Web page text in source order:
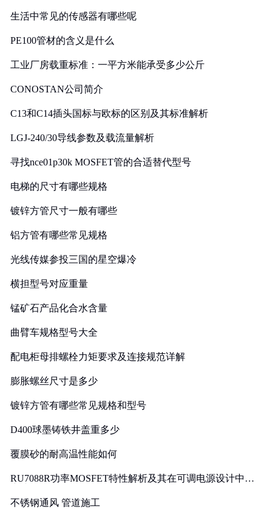
生活中常见的传感器有哪些呢
PE100管材的含义是什么
工业厂房载重标准：一平方米能承受多少公斤
CONOSTAN公司简介
C13和C14插头国标与欧标的区别及其标准解析
LGJ-240/30导线参数及载流量解析
寻找nce01p30k MOSFET管的合适替代型号
电梯的尺寸有哪些规格
镀锌方管尺寸一般有哪些
铝方管有哪些常见规格
光线传媒参投三国的星空爆冷
横担型号对应重量
锰矿石产品化合水含量
曲臂车规格型号大全
配电柜母排螺栓力矩要求及连接规范详解
膨胀螺丝尺寸是多少
镀锌方管有哪些常见规格和型号
D400球墨铸铁井盖重多少
覆膜砂的耐高温性能如何
RU7088R功率MOSFET特性解析及其在可调电源设计中的
不锈钢通风 管道施工